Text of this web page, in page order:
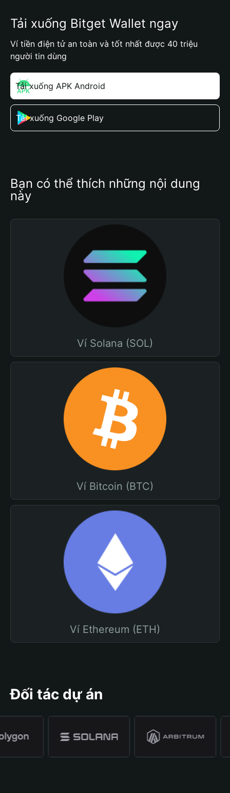
Tải xuống Bitget Wallet ngay
Ví tiền điện tử an toàn và tốt nhất được 40 triệu
người tin dùng
Tải xuống APK Android
Tải xuống Google Play
Bạn có thể thích những nội dung
này
Ví Solana (SOL)
Ví Bitcoin (BTC)
Ví Ethereum (ETH)
Đối tác dự án